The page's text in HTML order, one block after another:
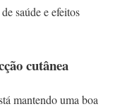
saúde e efeitos
cutânea
mantendo uma boa